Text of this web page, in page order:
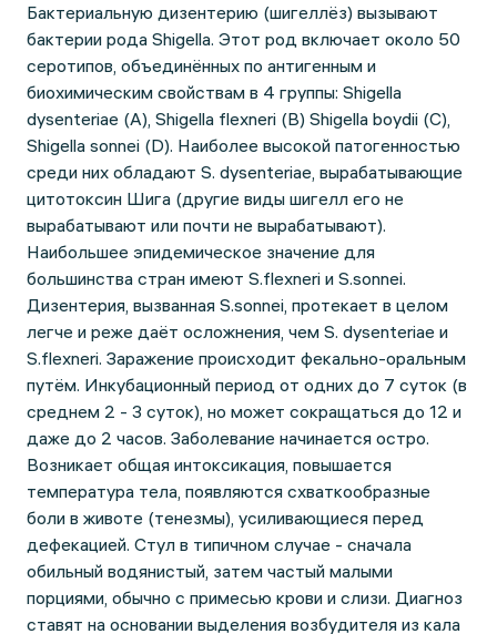
Бактериальную дизентерию (шигеллёз) вызывают
бактерии рода Shigella. Этот род включает около 50
серотипов, объединённых по антигенным и
биохимическим свойствам в 4 группы: Shigella
dysenteriae (A), Shigella flexneri (B) Shigella boydii (C),
Shigella sonnei (D). Наиболее высокой патогенностью
среди них обладают S. dysenteriae, вырабатывающие
цитотоксин Шига (другие виды шигелл его не
вырабатывают или почти не вырабатывают).
Наибольшее эпидемическое значение для
большинства стран имеют S.flexneri и S.sonnei.
Дизентерия, вызванная S.sonnei, протекает в целом
легче и реже даёт осложнения, чем S. dysenteriae и
S.flexneri. Заражение происходит фекально-оральным
путём. Инкубационный период от одних до 7 суток (в
среднем 2 - 3 суток), но может сокращаться до 12 и
даже до 2 часов. Заболевание начинается остро.
Возникает общая интоксикация, повышается
температура тела, появляются схваткообразные
боли в животе (тенезмы), усиливающиеся перед
дефекацией. Стул в типичном случае - сначала
обильный водянистый, затем частый малыми
порциями, обычно с примесью крови и слизи. Диагноз
ставят на основании выделения возбудителя из кала